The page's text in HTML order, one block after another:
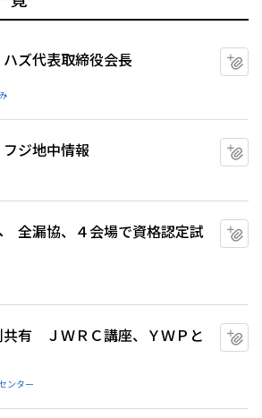
ズ代表取締役会長
ジ地中情報
全漏協、４会場で資格認定試
共有 ＪＷＲＣ講座、ＹＷＰと
ンター